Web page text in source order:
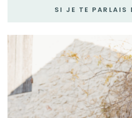
SI JE TE PARLAIS